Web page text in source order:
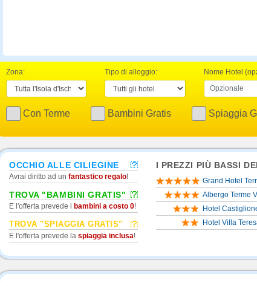
Zona: Tipo di alloggio: Nome Hotel
Con Terme Bambini Gratis Spiaggia
OCCHIO ALLE CILIEGINE
Avrai diritto ad un fantastico regalo!
TROVA "BAMBINI GRATIS"
E l'offerta prevede i bambini a costo 0!
TROVA "SPIAGGIA GRATIS"
E l'offerta prevede la spiaggia inclusa!
I PREZZI PIÙ BASSI
Grand Hotel
Albergo Terme
Hotel
Hotel Villa